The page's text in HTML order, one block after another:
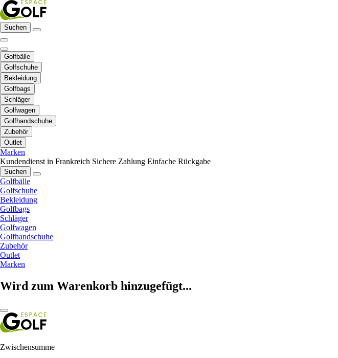
Suchen
Golfbälle
Golfschuhe
Bekleidung
Golfbags
Schläger
Golfwagen
Golfhandschuhe
Zubehör
Outlet
Marken
Kundendienst in Frankreich Sichere Zahlung Einfache Rückgabe
Suchen
Golfbälle
Golfschuhe
Bekleidung
Golfbags
Schläger
Golfwagen
Golfhandschuhe
Zubehör
Outlet
Marken
Wird zum Warenkorb hinzugefügt...
Zwischensumme